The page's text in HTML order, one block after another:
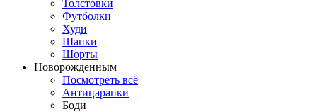
Толстовки
Футболки
Худи
Шапки
Шорты
Новорожденным
Посмотреть всё
Антицарапки
Боди